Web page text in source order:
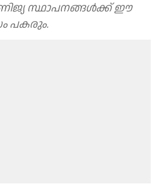
സ്ഥാപനങ്ങള്‍ക്ക് ഈ
പകരും.